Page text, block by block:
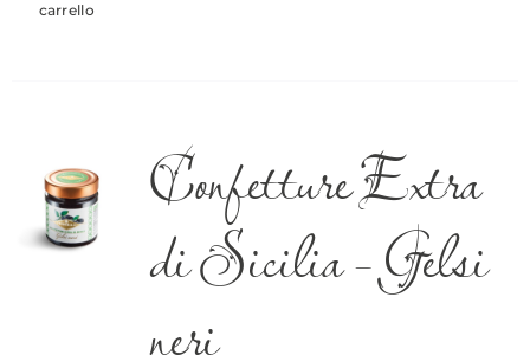
carrello
Confetture Extra
di Sicilia – Gelsi